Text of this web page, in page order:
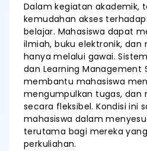
Dalam kegiatan akademik,
kemudahan akses
belajar. Mahasiswa dapat
ilmiah, buku elektronik, dan
hanya melalui gawai.
dan Learning Management
membantu mahasiswa
mengumpulkan tugas, dan
secara fleksibel. Kondisi ini
mahasiswa dalam
terutama bagi mereka
perkuliahan.